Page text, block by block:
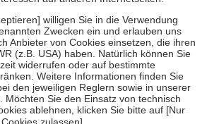
Stellung der Familie zu unterstützen,
an bei:
bis zum vollendeten 18. Lebensjahr
und Früherkennung, die von der